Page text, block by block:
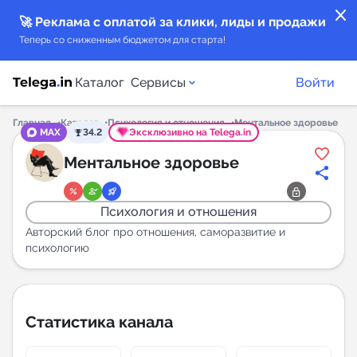
close
🚀 Реклама с оплатой за клики, лиды и продажи
Теперь со сниженным бюджетом для старта!
Каталог Сервисы
Каталог каналов
Каталог ботов
Горящие предложения
Индекс читаемости каналов в Telegram
Аналитика MAX каналов
Войти
Главная Каталог Психология и отношения
Ментальное здоровье
MAX
34.2 Эксклюзивно на Telega.in
Ментальное здоровье
Психология и отношения
Авторский блог про отношения, саморазвитие и
психологию
Статистика канала